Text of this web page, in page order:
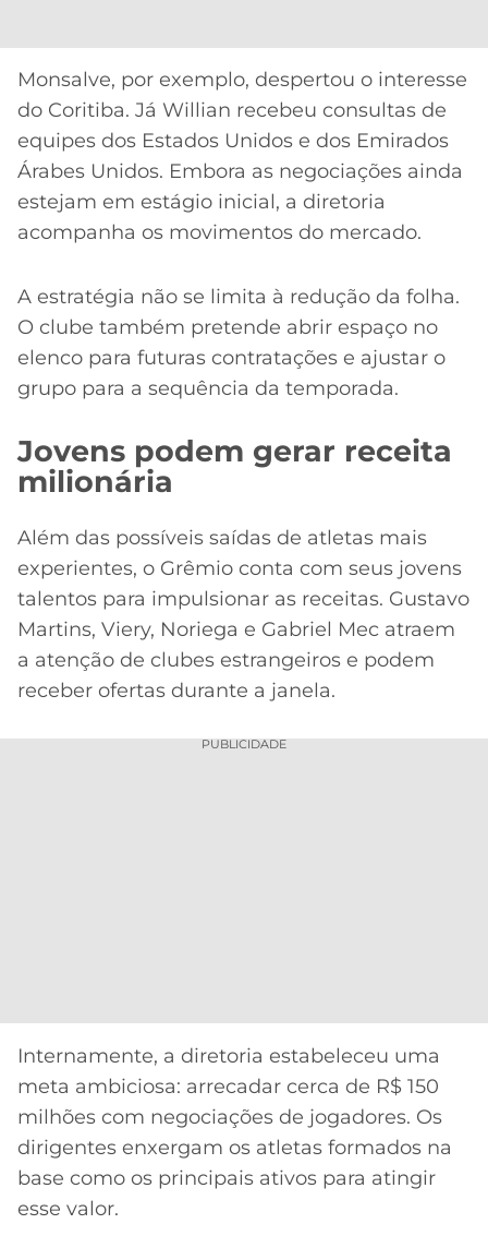
Monsalve, por exemplo, despertou o interesse
do Coritiba. Já Willian recebeu consultas de
equipes dos Estados Unidos e dos Emirados
Árabes Unidos. Embora as negociações ainda
estejam em estágio inicial, a diretoria
acompanha os movimentos do mercado.
A estratégia não se limita à redução da folha.
O clube também pretende abrir espaço no
elenco para futuras contratações e ajustar o
grupo para a sequência da temporada.
Jovens podem gerar receita
milionária
Além das possíveis saídas de atletas mais
experientes, o Grêmio conta com seus jovens
talentos para impulsionar as receitas. Gustavo
Martins, Viery, Noriega e Gabriel Mec atraem
a atenção de clubes estrangeiros e podem
receber ofertas durante a janela.
PUBLICIDADE
Internamente, a diretoria estabeleceu uma
meta ambiciosa: arrecadar cerca de R$ 150
milhões com negociações de jogadores. Os
dirigentes enxergam os atletas formados na
base como os principais ativos para atingir
esse valor.